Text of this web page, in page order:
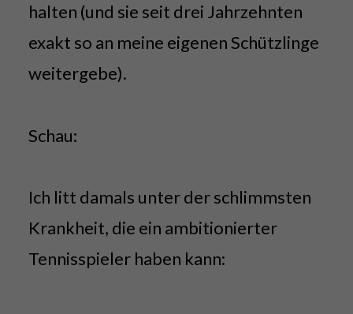
halten (und sie seit drei Jahrzehnten
exakt so an meine eigenen Schützlinge
weitergebe).
Schau:
Ich litt damals unter der schlimmsten
Krankheit, die ein ambitionierter
Tennisspieler haben kann: